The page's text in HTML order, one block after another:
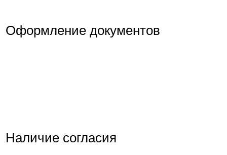
Оформление документов
Наличие согласия